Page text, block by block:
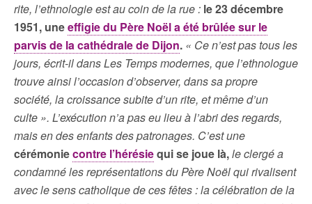
rite, l’ethnologie est au coin de la rue : le 23 décembre
1951, uneeffigie du Père Noël a été brûlée sur le
parvis de la cathédrale de Dijon. « Ce n’est pas tous les
jours, écrit-il dans Les Temps modernes, que l’ethnologue
trouve ainsi l’occasion d’observer, dans sa propre
société, la croissance subite d’un rite, et même d’un
culte ». L’exécution n’a pas eu lieu à l’abri des regards,
mais en des enfants des patronages. C’est une
cérémoniecontre l’hérésiequi se joue là,le clergé a
condamné les représentations du Père Noël qui rivalisent
avec le sens catholique de ces fêtes : la célébration de la